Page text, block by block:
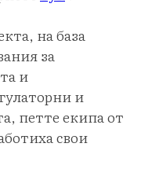
на база
за
и
и
петте екипа от
свои